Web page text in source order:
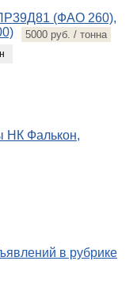
(ФАО 260),
5000 руб. / тонна
НК Фалькон,
в рубрике